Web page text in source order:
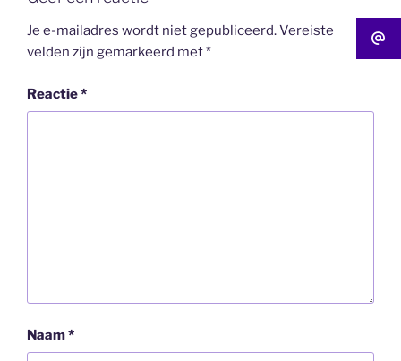
Je e-mailadres wordt niet gepubliceerd.Vereiste
velden zijn gemarkeerd met*
Reactie*
Naam*